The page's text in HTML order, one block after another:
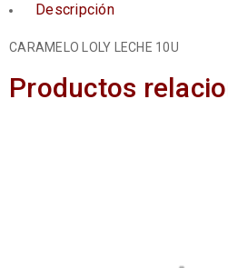
Descripción
CARAMELO LOLY LECHE 10U
Productos